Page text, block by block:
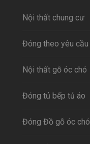
Nội thất chung cư
Đóng theo yêu cầu
Nội thất gỗ óc chó
Đóng tủ bếp tủ áo
Đóng Đồ gỗ óc chó